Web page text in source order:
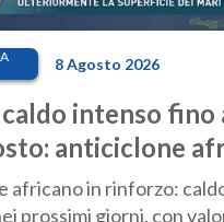
8 Agosto 2026
intenso fino
anticiclone
africano in rinforzo:
prossimi giorni, con